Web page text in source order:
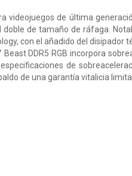
videojuegos de última
de tamaño de ráfaga.
con el añadido del disipador
DDR5 RGB incorpora
de
de una garantía vitalicia